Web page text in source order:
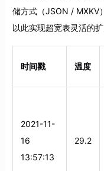
储方式（JSON / MXKV
以此实现超宽表灵活的
时间戳 温度
2021-11-
16
13:57:13
29.2